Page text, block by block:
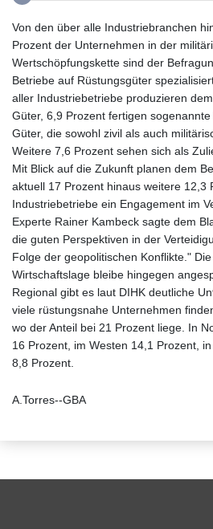
Von den über alle Industriebranchen
Prozent der Unternehmen in der
Wertschöpfungskette sind der
Betriebe auf Rüstungsgüter
aller Industriebetriebe produzieren
Güter, 6,9 Prozent fertigen
Güter, die sowohl zivil als auch
Weitere 7,6 Prozent sehen sich als
Mit Blick auf die Zukunft planen dem
aktuell 17 Prozent hinaus weitere 12,3
Industriebetriebe ein Engagement im
Experte Rainer Kambeck sagte dem
die guten Perspektiven in der
Folge der geopolitischen Konflikte."
Wirtschaftslage bleibe hingegen
Regional gibt es laut DIHK deutliche
viele rüstungsnahe Unternehmen
wo der Anteil bei 21 Prozent liege. In
16 Prozent, im Westen 14,1 Prozent,
8,8 Prozent.
A.Torres--GBA